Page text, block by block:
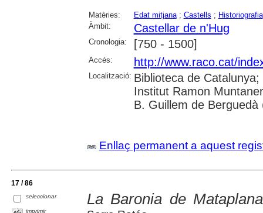
Matèries: Edat mitjana; Castells ; Historiografia
Àmbit:
Castellar de n'Hug
Cronologia: [750 - 1500]
Accés: http://www.raco.cat/
Localització: Biblioteca de
Institut Ramon
B. Guillem de Berguedà
Enllaç permanent a aquest
17 / 86
seleccionar
imprimir
La Baronia de